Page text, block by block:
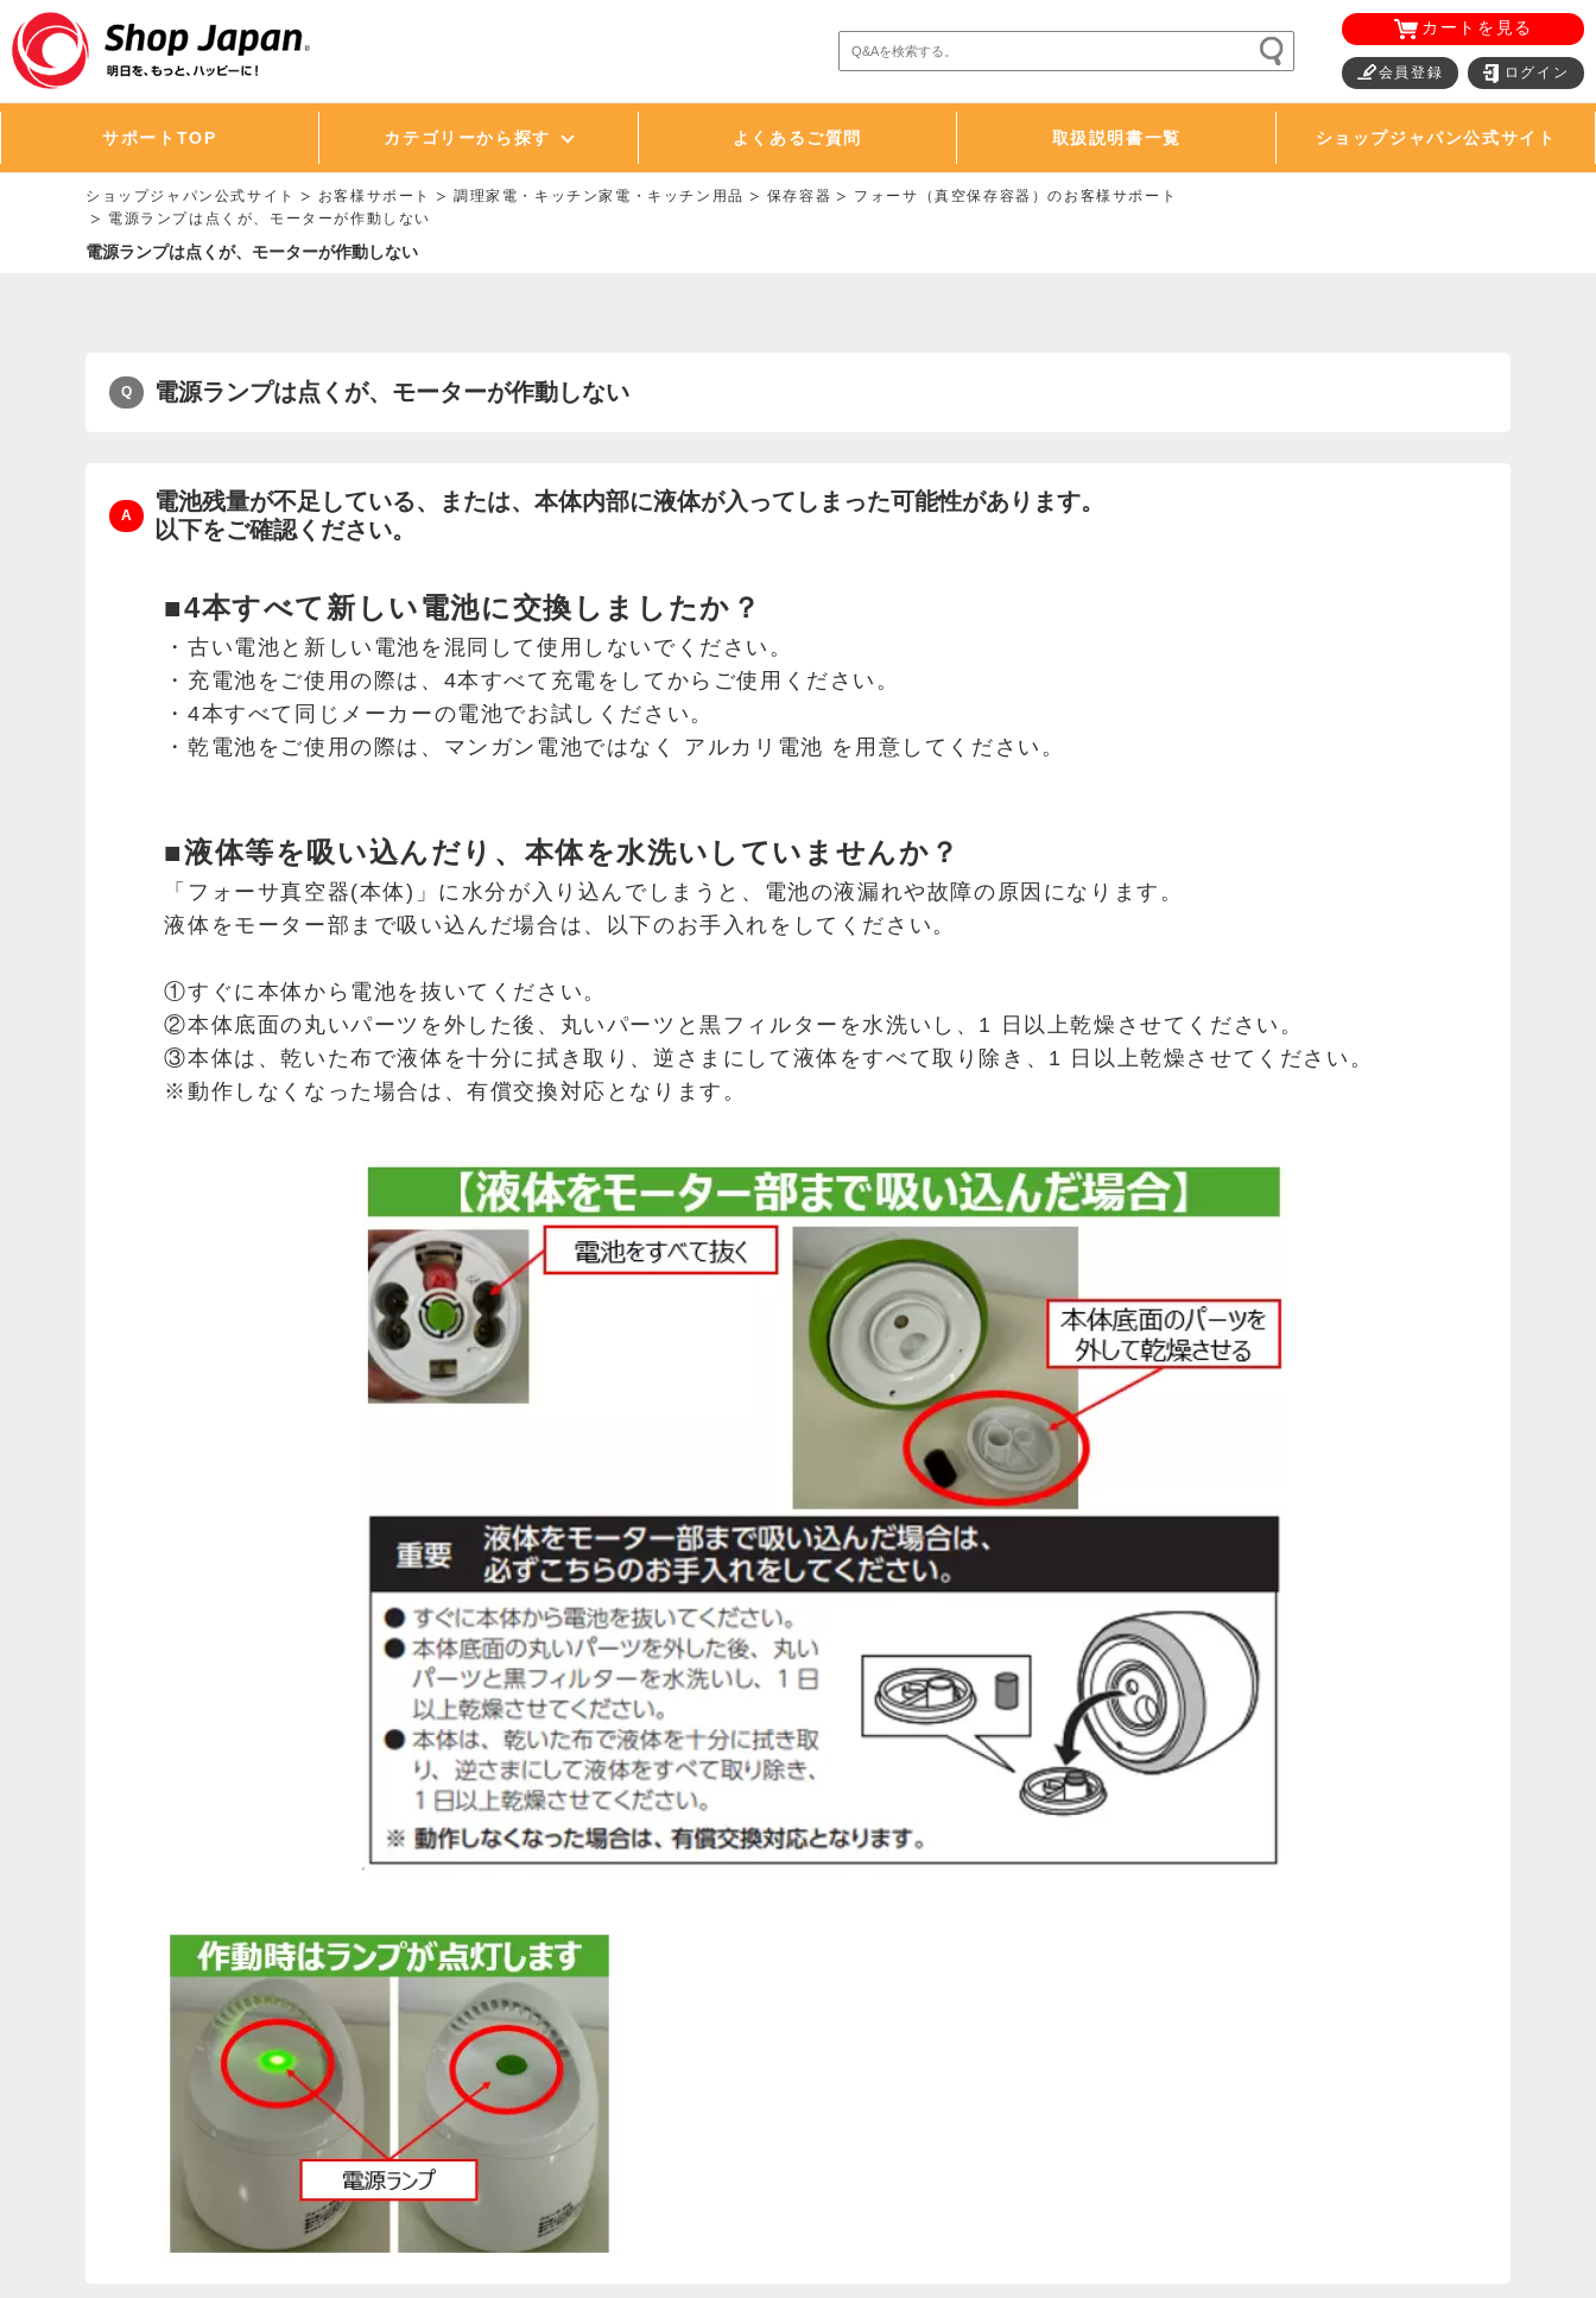
カートを見る
会員登録 ログイン
サポートTOP カテゴリーから探す よくあるご質問 取扱説明書一覧 ショップジャパン公式サイト
ショップジャパン公式サイト お客様サポート 調理家電・キッチン家電・キッチン用品 保存容器
フォーサ（真空保存容器）のお客様サポート
電源ランプは点くが、モーターが作動しない
電源ランプは点くが、モーターが作動しない
電源ランプは点くが、モーターが作動しない
電池残量が不足している、または、本体内部に液体が入ってしまった可能性があります。
以下をご確認ください。
■4本すべて新しい電池に交換しましたか？
・古い電池と新しい電池を混同して使用しないでください。
・充電池をご使用の際は、4本すべて充電をしてからご使用ください。
・4本すべて同じメーカーの電池でお試しください。
・乾電池をご使用の際は、マンガン電池ではなく アルカリ電池 を用意してください。
■液体等を吸い込んだり、本体を水洗いしていませんか？
「フォーサ真空器(本体)」に水分が入り込んでしまうと、電池の液漏れや故障の原因になります。
液体をモーター部まで吸い込んだ場合は、以下のお手入れをしてください。
①すぐに本体から電池を抜いてください。
②本体底面の丸いパーツを外した後、丸いパーツと黒フィルターを水洗いし、1 日以上乾燥させてください。
③本体は、乾いた布で液体を十分に拭き取り、逆さまにして液体をすべて取り除き、1 日以上乾燥させてください。
※動作しなくなった場合は、有償交換対応となります。